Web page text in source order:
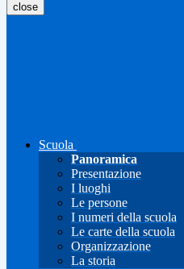
close
Scuola
Panoramica
Presentazione
I luoghi
Le persone
I numeri della scuola
Le carte della scuola
Organizzazione
La storia